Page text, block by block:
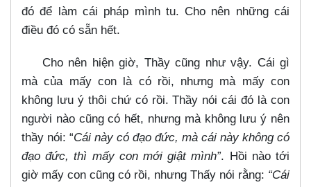
đó để làm cái pháp mình tu. Cho nên những cái
điều đó có sẵn hết.
Cho nên hiện giờ, Thầy cũng như vậy. Cái gì
mà của mấy con là có rồi, nhưng mà mấy con
không lưu ý thôi chứ có rồi. Thầy nói cái đó là con
người nào cũng có hết, nhưng mà không lưu ý nên
thầy nói: “Cái này có đạo đức, mà cái này không có
đạo đức, thì mấy con mới giật mình”. Hồi nào tới
giờ mấy con cũng có rồi, nhưng Thấy nói rằng: “Cái